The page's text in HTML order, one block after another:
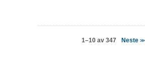
1–10 av 347 Neste >>